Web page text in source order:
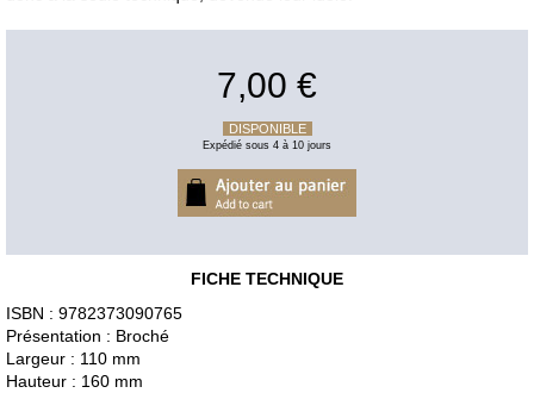
7,00 €
DISPONIBLE
Expédié sous 4 à 10 jours
FICHE TECHNIQUE
ISBN : 9782373090765
Présentation : Broché
Largeur : 110 mm
Hauteur : 160 mm